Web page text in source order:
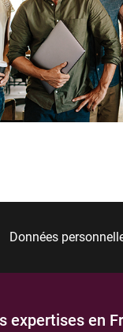
Données
expertises en